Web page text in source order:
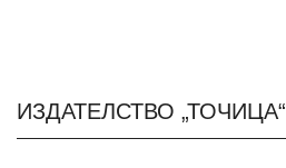
ИЗДАТЕЛСТВО „ТОЧИЦА“